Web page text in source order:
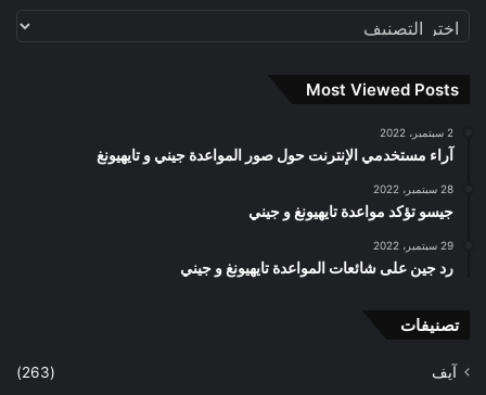
تصنيفات
Most Viewed Posts
2 سبتمبر، 2022
آراء مستخدمي الإنترنت حول صور المواعدة جيني و تايهيونغ
28 سبتمبر، 2022
جيسو تؤكد مواعدة تايهيونغ و جيني
29 سبتمبر، 2022
رد جين على شائعات المواعدة تايهيونغ و جيني
تصنيفات
آيف
(263)